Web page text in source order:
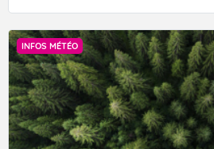
INFOS MÉTÉO